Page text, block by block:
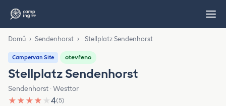
Domů › Sendenhorst › Stellplatz Sendenhorst
Campervan Site otevřeno
Stellplatz Sendenhorst
Sendenhorst · Westtor
★ ★ ★ ★ ★4(5)